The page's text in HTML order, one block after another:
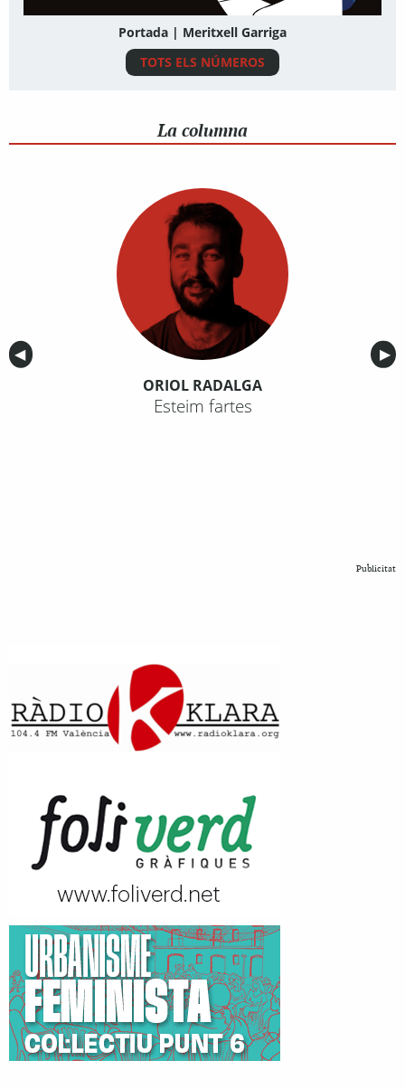
Portada | Meritxell Garriga
TOTS ELS NÚMEROS
La columna
Anterior
◀︎ ▶︎
ORIOL RADALGA
Esteim fartes
Publicitat